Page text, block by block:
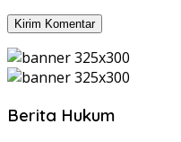
Berita Hukum